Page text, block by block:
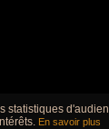
En savoir plus